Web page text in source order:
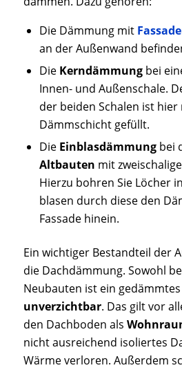
Die Dämmung mit
an der Außenwand
Die Kerndämmungbei
Innen- und Außenschale.
der beiden Schalen ist
Dämmschicht gefüllt.
Die Einblasdämmungbei
Altbauten mit
Hierzu bohren Sie Löcher
blasen durch diese den
Fassade hinein.
Ein wichtiger Bestandteil der
die Dachdämmung. Sowohl
Neubauten ist ein
unverzichtbar. Das gilt vor
den Dachboden als
nicht ausreichend isoliertes
Wärme verloren. Außerdem